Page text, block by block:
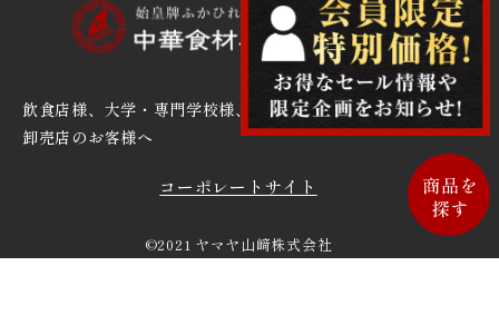
飲食店様、大学・専門学校様、
卸売店のお客様へ
コーポレートサイト
©2021 ヤマヤ山﨑株式会社